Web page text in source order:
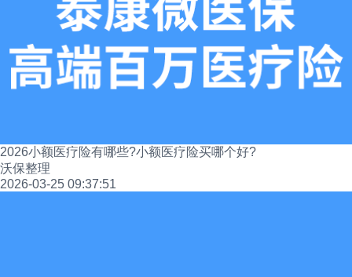
2026小额医疗险有哪些?小额医疗险买哪个好?
沃保整理
2026-03-25 09:37:51